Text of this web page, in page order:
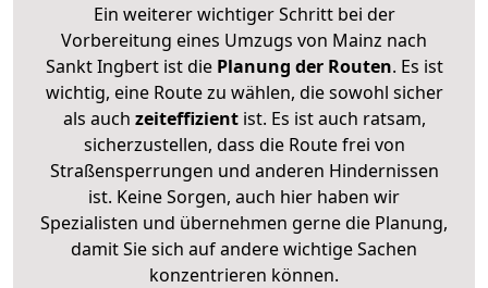
Ein weiterer wichtiger Schritt bei der
Vorbereitung eines Umzugs von Mainz nach
Sankt Ingbert ist diePlanung der Routen. Es ist
wichtig, eine Route zu wählen, die sowohl sicher
als auch zeiteffizientist. Es ist auch ratsam,
sicherzustellen, dass die Route frei von
Straßensperrungen und anderen Hindernissen
ist. Keine Sorgen, auch hier haben wir
Spezialisten und übernehmen gerne die Planung,
damit Sie sich auf andere wichtige Sachen
konzentrieren können.